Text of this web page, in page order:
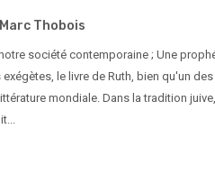
Thobois
société contemporaine ; Une
le livre de Ruth, bien qu'un
mondiale. Dans la tradition